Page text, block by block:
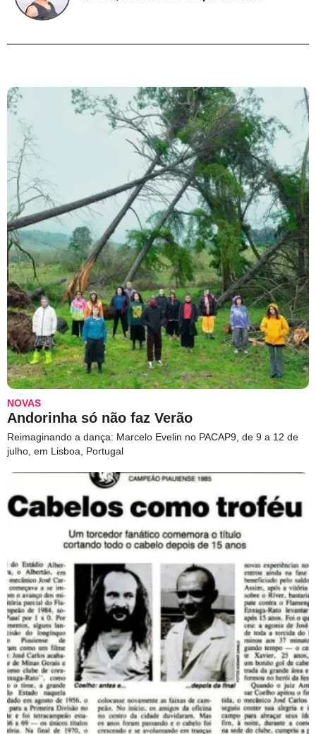
NOVAS
Andorinha só não faz Verão
Reimaginando a dança: Marcelo Evelin no PACAP9, de 9 a 12 de
julho, em Lisboa, Portugal